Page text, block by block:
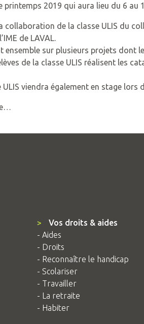
printemps 2019 qui aura lieu du 6 au
collaboration de la classe ULIS du
de LAVAL.
ensemble sur plusieurs projets dont
de la classe ULIS réalisent les
ULIS viendra également en stage lors
>
Vos droits & aides
- Aides
- Droits
- Reconnaître le handicap
- Scolariser
- Travailler
- La retraite
- Habiter